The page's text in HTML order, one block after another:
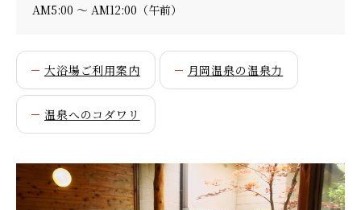
AM5:00 ～ AM12:00（午前）
大浴場ご利用案内 月岡温泉の温泉力
温泉へのコダワリ